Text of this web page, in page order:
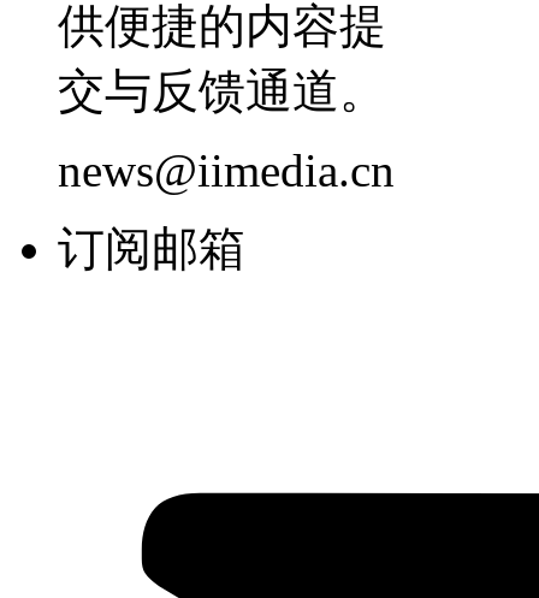
供便捷的内容提
交与反馈通道。
news@iimedia.cn
订阅邮箱